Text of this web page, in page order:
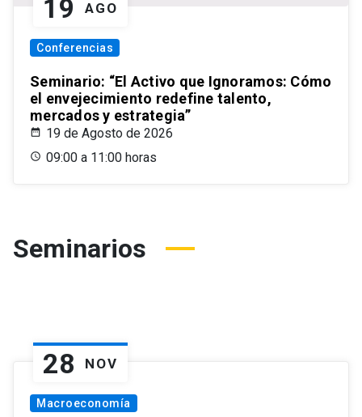
19 AGO
Conferencias
Seminario: “El Activo que Ignoramos: Cómo
el envejecimiento redefine talento,
mercados y estrategia”
19 de Agosto de 2026
09:00 a 11:00 horas
Seminarios
28 NOV
Macroeconomía